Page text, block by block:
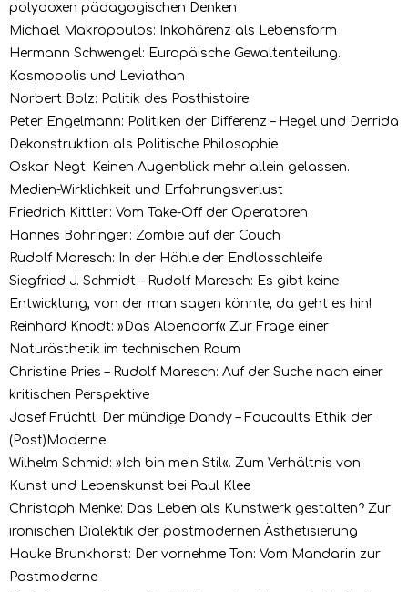
polydoxen pädagogischen Denken
Michael Makropoulos: Inkohärenz als Lebensform
Hermann Schwengel: Europäische Gewaltenteilung.
Kosmopolis und Leviathan
Norbert Bolz: Politik des Posthistoire
Peter Engelmann: Politiken der Differenz – Hegel und Derrida
Dekonstruktion als Politische Philosophie
Oskar Negt: Keinen Augenblick mehr allein gelassen.
Medien-Wirklichkeit und Erfahrungsverlust
Friedrich Kittler: Vom Take-Off der Operatoren
Hannes Böhringer: Zombie auf der Couch
Rudolf Maresch: In der Höhle der Endlosschleife
Siegfried J. Schmidt – Rudolf Maresch: Es gibt keine
Entwicklung, von der man sagen könnte, da geht es hin!
Reinhard Knodt: »Das Alpendorf« Zur Frage einer
Naturästhetik im technischen Raum
Christine Pries – Rudolf Maresch: Auf der Suche nach einer
kritischen Perspektive
Josef Früchtl: Der mündige Dandy – Foucaults Ethik der
(Post)Moderne
Wilhelm Schmid: »Ich bin mein Stil«. Zum Verhältnis von
Kunst und Lebenskunst bei Paul Klee
Christoph Menke: Das Leben als Kunstwerk gestalten? Zur
ironischen Dialektik der postmodernen Ästhetisierung
Hauke Brunkhorst: Der vornehme Ton: Vom Mandarin zur
Postmoderne